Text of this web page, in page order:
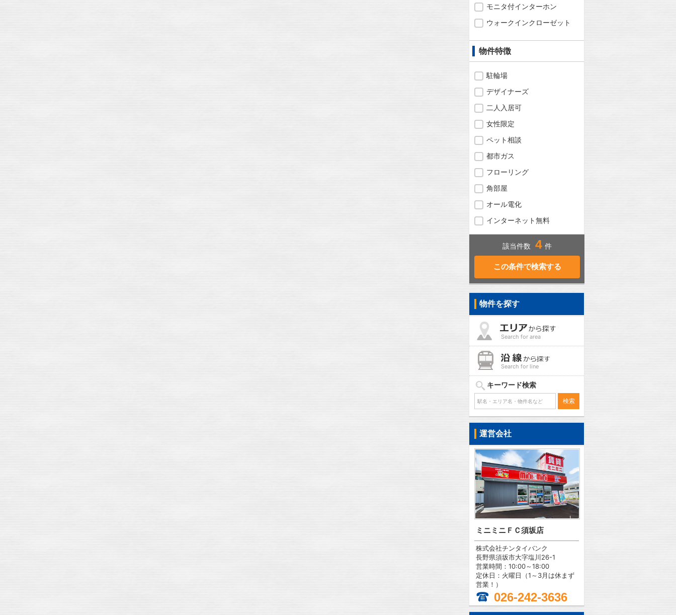
モニタ付インターホン
ウォークインクローゼット
物件特徴
駐輪場
デザイナーズ
二人入居可
女性限定
ペット相談
都市ガス
フローリング
角部屋
オール電化
インターネット無料
該当件数 4 件
物件を探す
Search for area
Search for line
キーワード検索
運営会社
ミニミニＦＣ須坂店
株式会社チンタイバンク
長野県須坂市大字塩川26-1
営業時間：10:00～18:00
定休日：火曜日（1～3月は休まず
営業！）
026-242-3636